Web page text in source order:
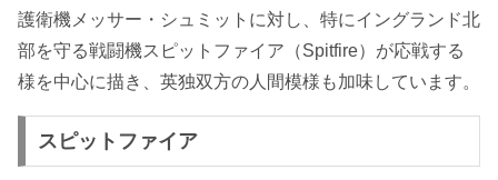
護衛機メッサー・シュミットに対し、特にイングランド北
部を守る戦闘機スピットファイア（Spitfire）が応戦する
様を中心に描き、英独双方の人間模様も加味しています。
スピットファイア